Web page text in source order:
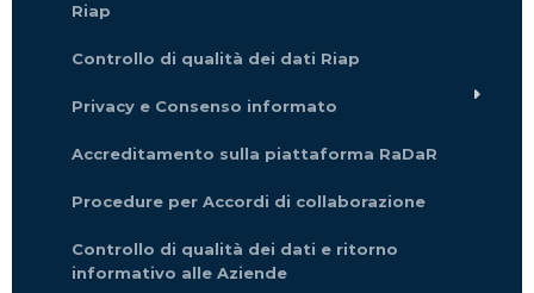
Riap
Controllo di qualità dei dati Riap
Privacy e Consenso informato
Accreditamento sulla piattaforma RaDaR
Procedure per Accordi di collaborazione
Controllo di qualità dei dati e ritorno
informativo alle Aziende